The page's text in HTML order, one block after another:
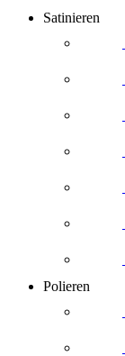
Satinieren
Polieren